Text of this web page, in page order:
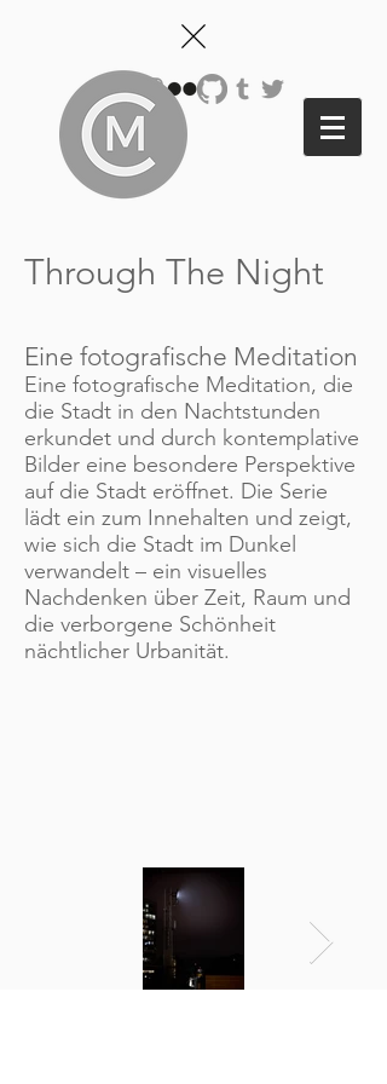
Through The Night
Eine fotografische Meditation
Eine fotografische Meditation, die
die Stadt in den Nachtstunden
erkundet und durch kontemplative
Bilder eine besondere Perspektive
auf die Stadt eröffnet. Die Serie
lädt ein zum Innehalten und zeigt,
wie sich die Stadt im Dunkel
verwandelt – ein visuelles
Nachdenken über Zeit, Raum und
die verborgene Schönheit
nächtlicher Urbanität.